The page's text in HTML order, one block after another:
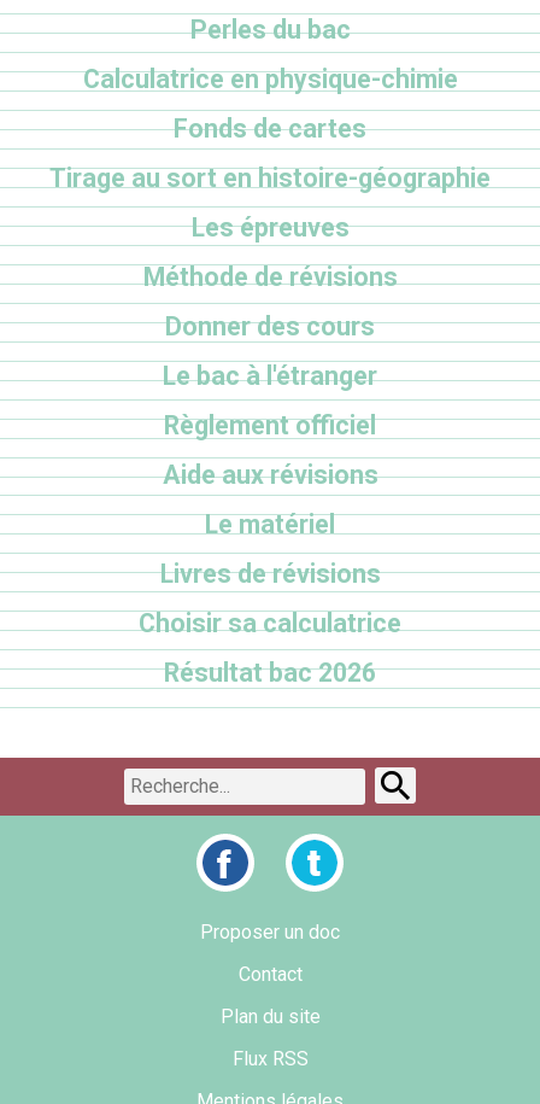
Perles du bac
Calculatrice en physique-chimie
Fonds de cartes
Tirage au sort en histoire-géographie
Les épreuves
Méthode de révisions
Donner des cours
Le bac à l'étranger
Règlement officiel
Aide aux révisions
Le matériel
Livres de révisions
Choisir sa calculatrice
Résultat bac 2026
Proposer un doc
Contact
Plan du site
Flux RSS